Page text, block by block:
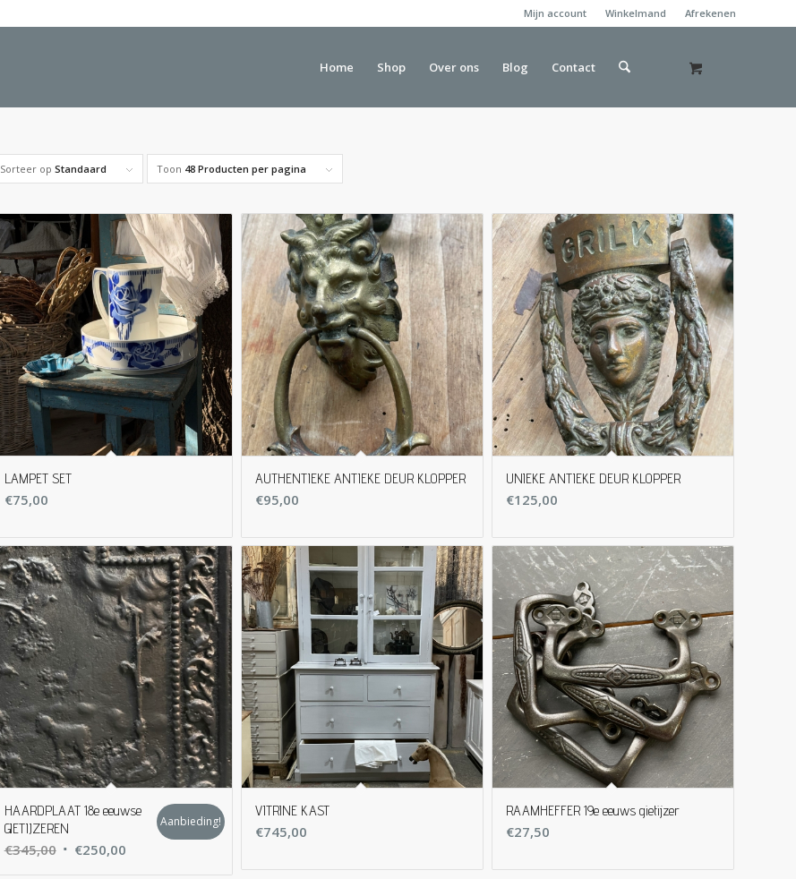
Mijn account Winkelmand Afrekenen
Home Shop Over ons Blog Contact
Sorteer op Standaard Toon 48 Producten per pagina
LAMPET SET
€75,00
AUTHENTIEKE ANTIEKE DEUR KLOPPER
€95,00
UNIEKE ANTIEKE DEUR KLOPPER
€125,00
HAARDPLAAT 18e eeuwse
GIETIJZEREN
€345,00 Oorspronkelijke
€250,00Huidige
Aanbieding!
VITRINE KAST
€745,00
RAAMHEFFER 19e eeuws gietijzer
€27,50